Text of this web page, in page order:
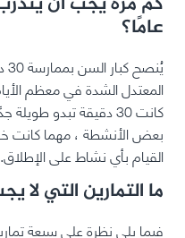
عامًا؟
المعتدل الشدة في معظم
كانت 30 دقيقة تبدو
بعض الأنشطة ، مهما
القيام بأي نشاط على الإطلاق.
ما التمارين التي لا
فيما يلي نظرة على سبعة